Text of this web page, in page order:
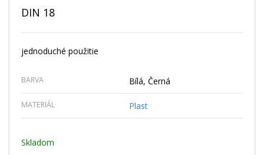
DIN 18
jednoduché použitie
BARVA Bílá, Černá
MATERIÁL Plast
Skladom